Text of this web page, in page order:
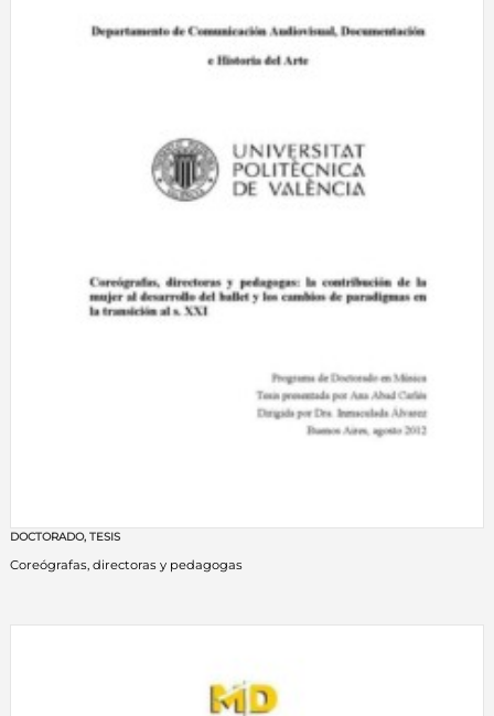
DOCTORADO, TESIS
Coreógrafas, directoras y pedagogas